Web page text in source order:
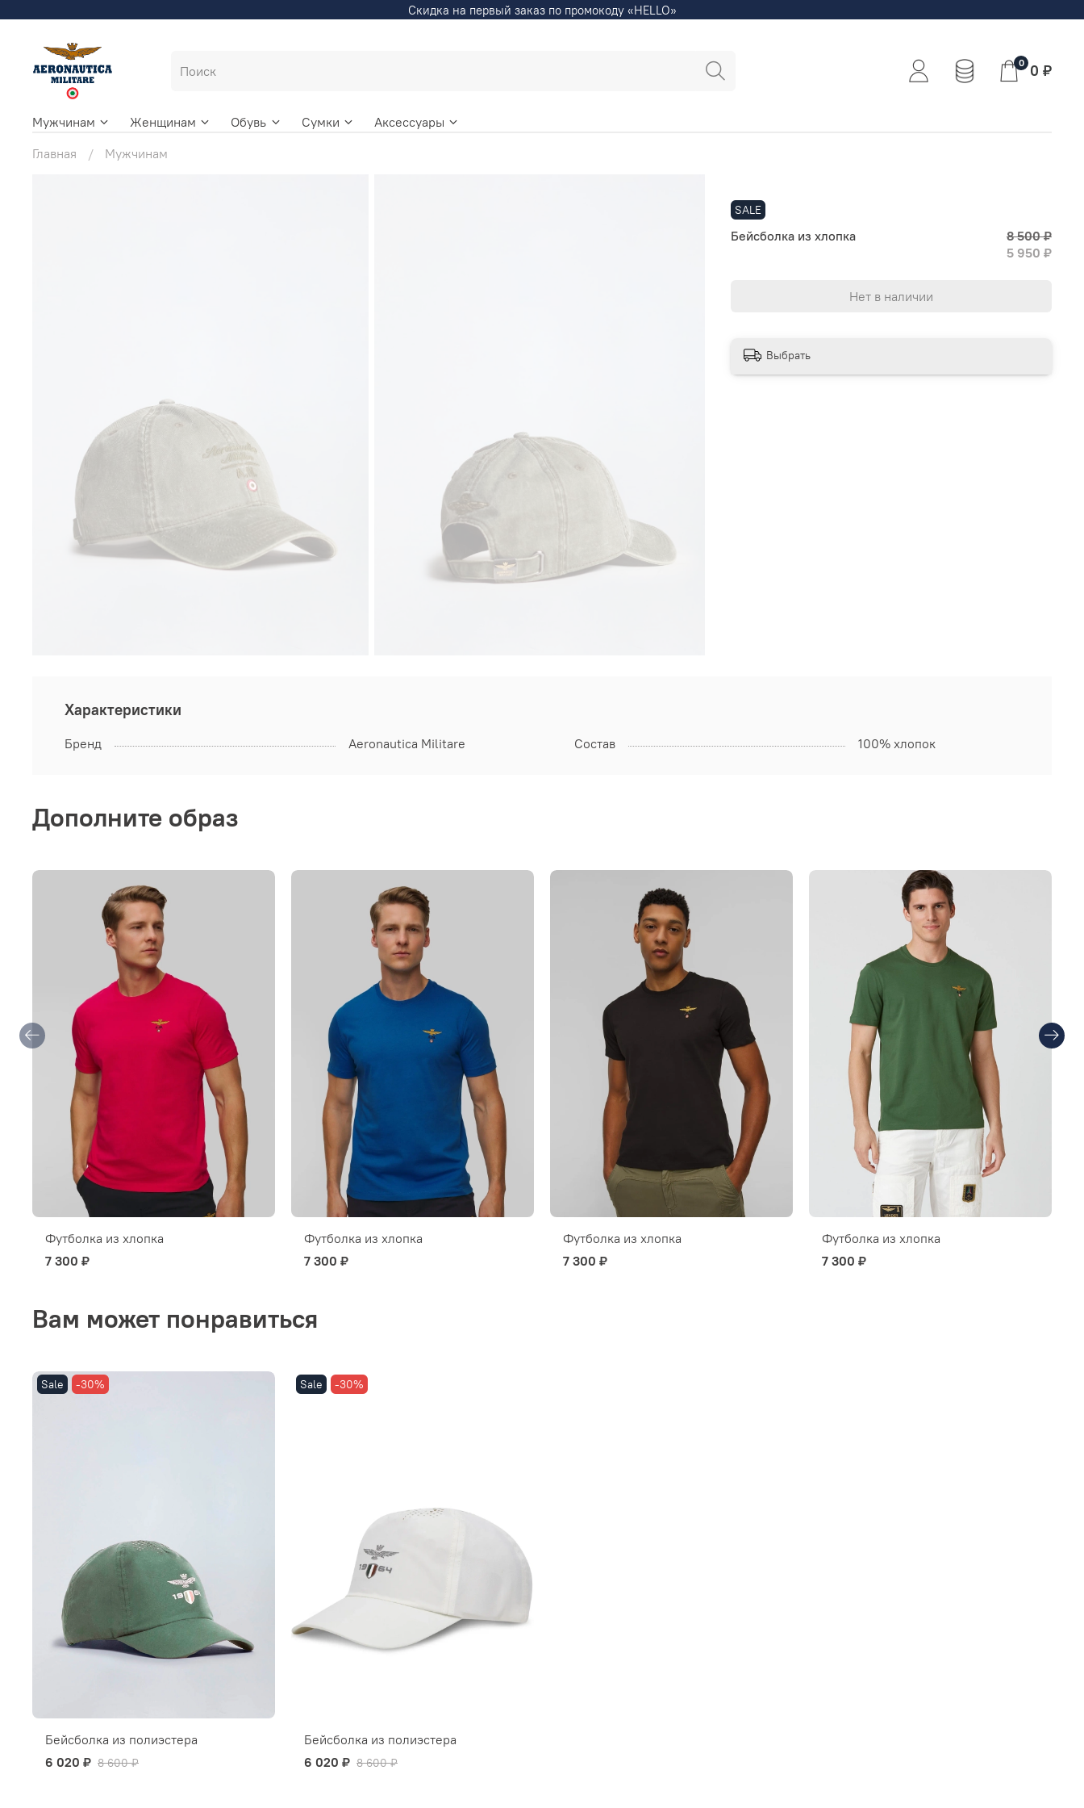
Скидка на первый заказ по промокоду «HELLO»
0 0 ₽
Мужчинам Женщинам Обувь Сумки
Аксессуары
Главная
Мужчинам
SALE
Бейсболка из хлопка
8 500 ₽
5 950 ₽
Нет в наличии
Выбрать
Характеристики
Бренд Aeronautica Militare Состав 100% хлопок
Дополните образ
Футболка из хлопка
7 300 ₽
Футболка из хлопка
7 300 ₽
Футболка из хлопка
7 300 ₽
Футболка из хлопка
7 300 ₽
Вам может понравиться
Sale -30%
Бейсболка из полиэстера
6 020 ₽ 8 600 ₽
Sale -30%
Бейсболка из полиэстера
6 020 ₽ 8 600 ₽